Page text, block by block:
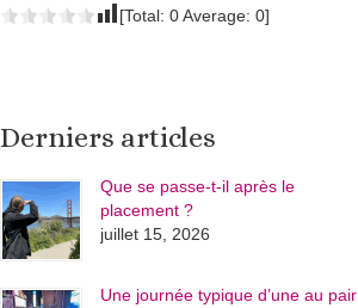
[Total: 0Average: 0]
Derniers articles
Que se passe-t-il après le
placement ?
juillet 15, 2026
Une journée typique d’une au pair